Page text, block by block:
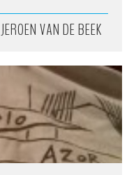
JEROEN VAN DE BEEK